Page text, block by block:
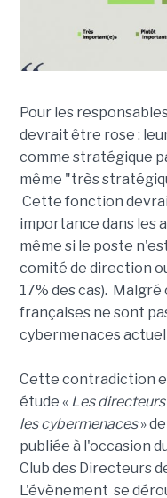
Pour les
devrait être rose :
comme stratégique
même "très
Cette fonction
importance dans les
même si le poste
comité de direction
17% des cas).
françaises ne sont
cybermenaces
Cette contradiction
étude « Les
les cybermenaces»
publiée à l'occasion
Club des Directeurs
L'évènement se